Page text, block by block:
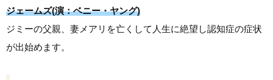
ジェームズ(演：ベニー・ヤング)
ジミーの父親、妻メアリを亡くして人生に絶望し認知症の症状
が出始めます。